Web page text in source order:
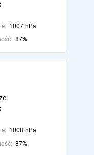
1007 hPa
87%
1008 hPa
87%